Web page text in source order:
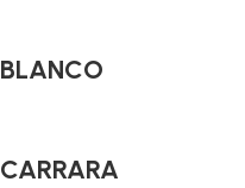
BLANCO
CARRARA